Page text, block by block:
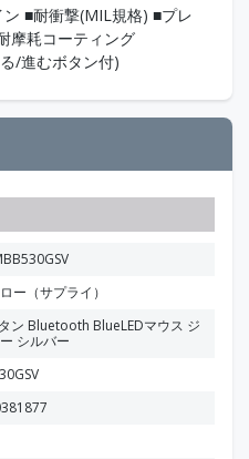
■耐衝撃(MIL規格) ■プレ
摩耗コーティング
/進むボタン付)
ー（サプライ）
ン Bluetooth BlueLEDマウス ジ
シルバー